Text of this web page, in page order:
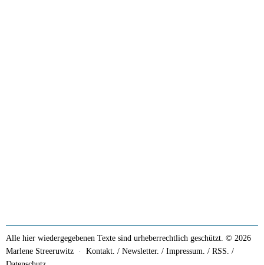
Alle hier wiedergegebenen Texte sind urheberrechtlich geschützt. © 2026
Marlene Streeruwitz · Kontakt. / Newsletter. / Impressum. / RSS. /